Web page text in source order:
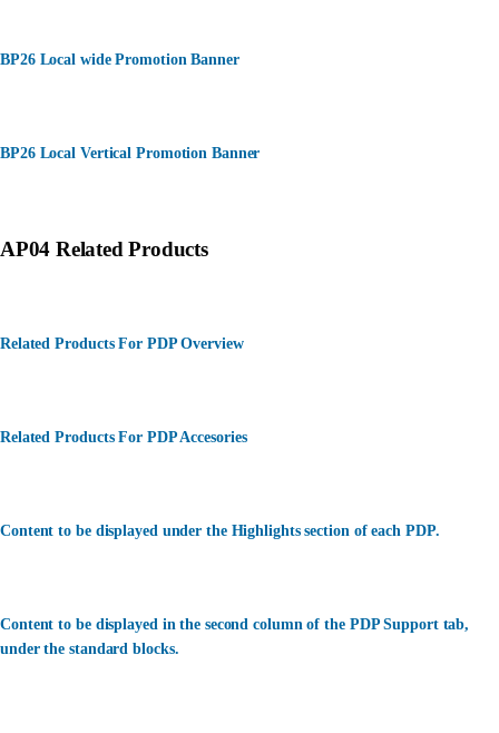
BP26 Local wide Promotion Banner
BP26 Local Vertical Promotion Banner
AP04 Related Products
Related Products For PDP Overview
Related Products For PDP Accesories
Content to be displayed under the Highlights section of each PDP.
Content to be displayed in the second column of the PDP Support tab,
under the standard blocks.